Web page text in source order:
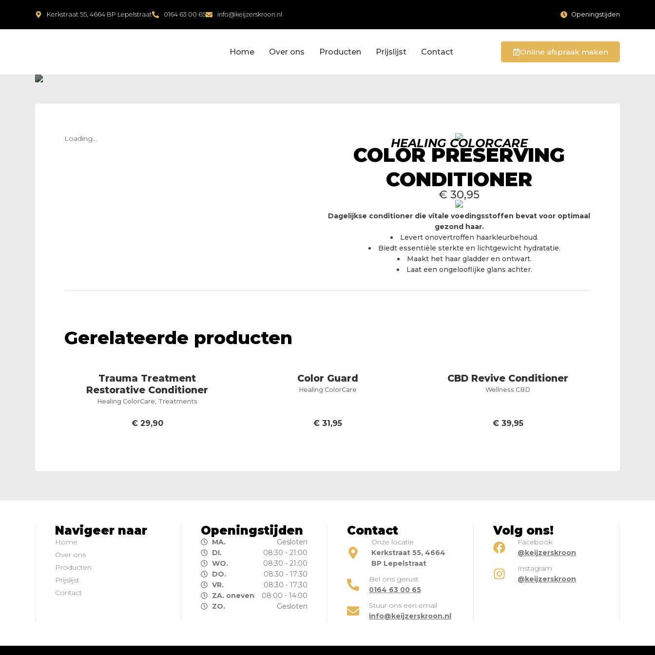
Kerkstraat 55, 4664 BP Lepelstraat 0164 63 00 65 info@keijzerskroon.nl Openingstijden
Home Over ons Producten Prijslijst Contact Online afspraak maken
Loading... HEALING COLORCARE
COLOR PRESERVING
CONDITIONER
€ 30,95
Dagelijkse conditioner die vitale voedingsstoffen bevat voor optimaal
gezond haar.
Levert onovertroffen haarkleurbehoud.
Biedt essentiële sterkte en lichtgewicht hydratatie.
Maakt het haar gladder en ontwart.
Laat een ongelooflijke glans achter.
Gerelateerde producten
Trauma Treatment
Restorative Conditioner
Healing ColorCare, Treatments
€29,90
Color Guard
Healing ColorCare
€31,95
CBD Revive Conditioner
Wellness CBD
€39,95
Navigeer naar
Home
Over ons
Producten
Prijslijst
Contact
Openingstijden
MA.
Gesloten
DI.
08:30 - 21:00
WO.
08:30 - 21:00
DO.
08:30 - 17:30
VR.
08:30 - 17:30
ZA. oneven
08:00 - 14:00
ZO.
Gesloten
Contact
Onze locatie
Kerkstraat 55, 4664
BP Lepelstraat
Bel ons gerust
0164 63 00 65
Stuur ons een email
info@keijzerskroon.nl
Volg ons!
Facebook
@keijzerskroon
Instagram
@keijzerskroon